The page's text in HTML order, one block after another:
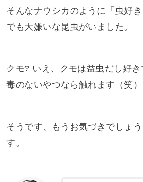
そんなナウシカのように「虫好
でも大嫌いな昆虫がいました。
クモ? いえ、クモは益虫だし好
毒のないやつなら触れます（笑）
そうです、もうお気づきでしょう
す。